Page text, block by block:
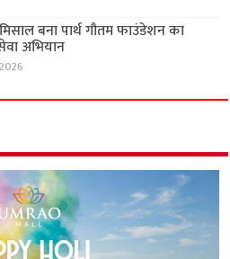
बना पार्थ गौतम फाउंडेशन का
अभियान